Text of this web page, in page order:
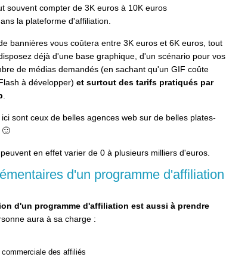
souvent compter de 3K euros à 10K euros
la plateforme d'affiliation.
bannières vous coûtera entre 3K euros et 6K euros, tout
déjà d'une base graphique, d'un scénario pour vos
de médias demandés (en sachant qu'un GIF coûte
à développer) et surtout des tarifs pratiqués par
sont ceux de belles agences web sur de belles plates-
🙂
en effet varier de 0 à plusieurs milliers d'euros.
d'un programme d'affiliation
d'un programme d'affiliation est aussi à prendre
aura à sa charge :
commerciale des affiliés